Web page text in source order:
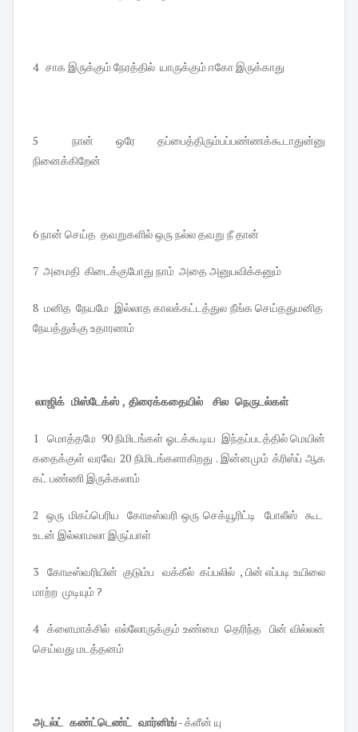
4 சாக இருக்கும் நேரத்தில் யாருக்கும் ஈகோ இருக்காது
5 நான் ஒரே தப்பைத்திரும்பப்பண்ணக்கூடாதுன்னு
நினைக்கிறேன்
6 நான் செய்த தவறுகளில் ஒரு நல்ல தவறு நீ தான்
7 அமைதி கிடைக்குபோது நாம் அதை அனுபவிக்கனும்
8 மனித நேயமே இல்லாத காலக்கட்டத்துல நீங்க செய்ததுமனித
நேயத்துக்கு உதாரணம்
லாஜிக் மிஸ்டேக்ஸ் , திரைக்கதையில் சில நெருடல்கள்
1 மொத்தமே 90 நிமிடங்கள் ஓடக்கூடிய இந்தப்படத்தில் மெயின்
கதைக்குள் வரவே 20 நிமிடங்களாகிறது . இன்னமும் க்ரிஸ்ப் ஆக
கட் பண்ணி இருக்கலாம்
2 ஒரு மிகப்பெரிய கோடீஸ்வரி ஒரு செக்யூரிட்டி போலீஸ் கூட
உடன் இல்லாமலா இருப்பாள்
3 கோடீஸ்வரியின் குடும்ப வக்கீல் கப்பலில் , பின் எப்படி உயிலை
மாற்ற முடியும் ?
4 க்ளைமாக்சில் எல்லோருக்கும் உண்மை தெரிந்த பின் வில்லன்
செய்வது மடத்தனம்
அடல்ட் கண்ட்டெண்ட் வார்னிங்- க்ளீன் யு